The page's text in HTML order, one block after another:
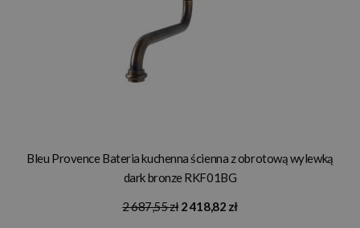
Bleu Provence Bateria kuchenna ścienna z obrotową wylewką
dark bronze RKF01BG
2 687,55 zł 2 418,82 zł